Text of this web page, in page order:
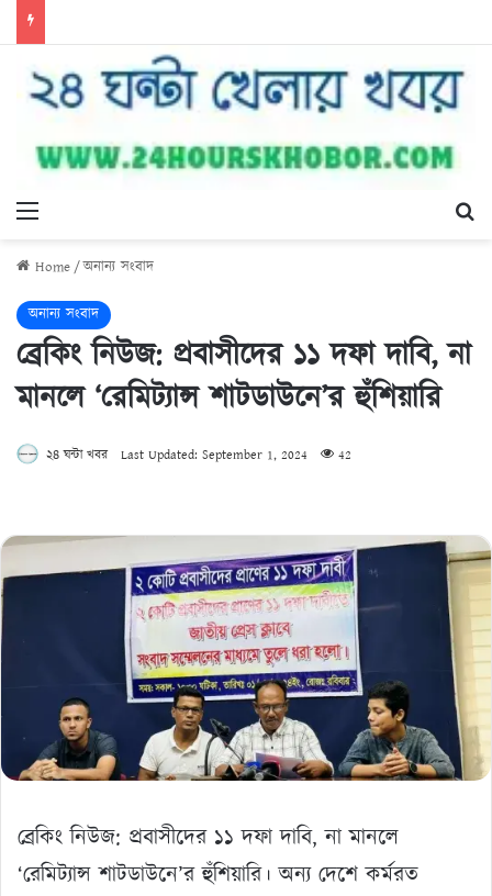
Menu
Home/অনান্য সংবাদ
অনান্য সংবাদ
ব্রেকিং নিউজ: প্রবাসীদের ১১ দফা দাবি, না
মানলে ‘রেমিট্যান্স শাটডাউনে’র হুঁশিয়ারি
২৪ ঘন্টা খবর Last Updated: September 1, 2024 42
ব্রেকিং নিউজ: প্রবাসীদের ১১ দফা দাবি, না মানলে
‘রেমিট্যান্স শাটডাউনে’র হুঁশিয়ারি। অন্য দেশে কর্মরত